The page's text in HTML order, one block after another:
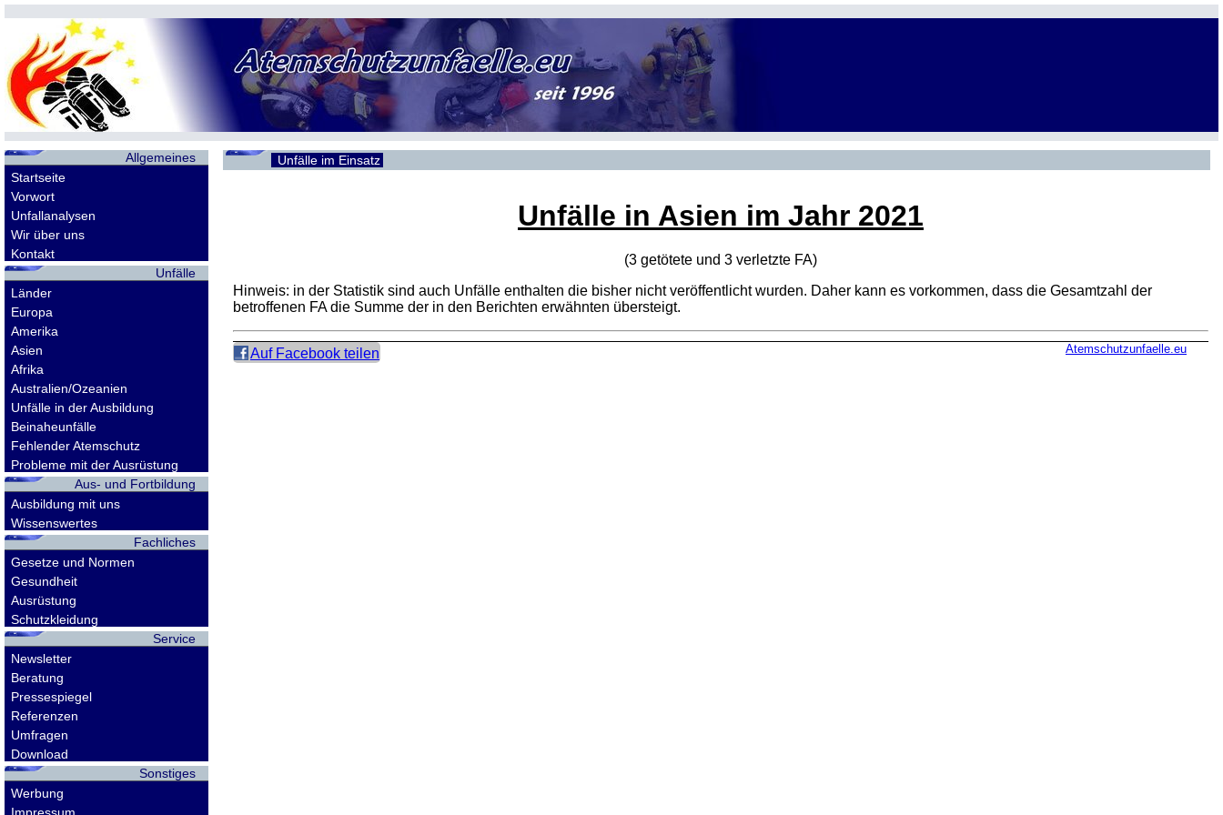
Allgemeines
Startseite
Vorwort
Unfallanalysen
Wir über uns
Kontakt
Unfälle
Länder
Europa
Amerika
Asien
Afrika
Australien/Ozeanien
Unfälle in der Ausbildung
Beinaheunfälle
Fehlender Atemschutz
Probleme mit der Ausrüstung
Aus- und Fortbildung
Ausbildung mit uns
Wissenswertes
Fachliches
Gesetze und Normen
Gesundheit
Ausrüstung
Schutzkleidung
Service
Newsletter
Beratung
Pressespiegel
Referenzen
Umfragen
Download
Sonstiges
Werbung
Unfälle im Einsatz
Unfälle in Asien im Jahr 2021
(3 getötete und 3 verletzte FA)
Hinweis: in der Statistik sind auch Unfälle enthalten die bisher nicht veröffentlicht wurden. Daher kann es vorkommen, dass die Gesamtzahl der
betroffenen FAdie Summe der in den Berichten erwähnten übersteigt.
Auf Facebook teilen Atemschutzunfaelle.eu